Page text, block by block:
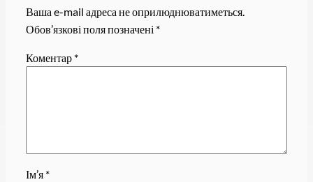
Ваша e-mail адреса не оприлюднюватиметься.
Обов’язкові поля позначені *
Коментар *
Ім’я *